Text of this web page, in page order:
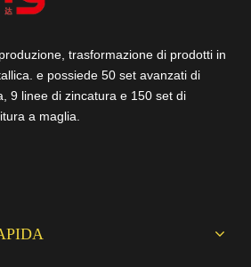
trasformazione di prodotti in
e possiede 50 set avanzati di
9 linee di zincatura e 150 set di
a maglia.